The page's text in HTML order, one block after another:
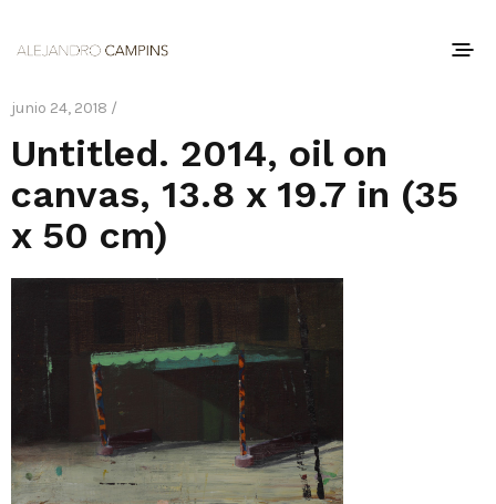
junio 24, 2018 /
Untitled. 2014, oil on
canvas, 13.8 x 19.7 in (35
x 50 cm)